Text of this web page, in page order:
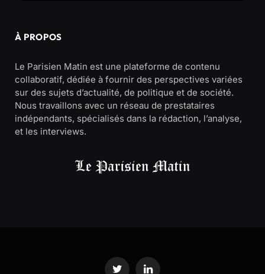
À PROPOS
Le Parisien Matin est une plateforme de contenu
collaboratif, dédiée à fournir des perspectives variées
sur des sujets d’actualité, de politique et de société.
Nous travaillons avec un réseau de prestataires
indépendants, spécialisés dans la rédaction, l’analyse,
et les interviews.